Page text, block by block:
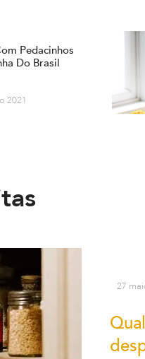
Pedacinhos
Do Brasil
2021
27